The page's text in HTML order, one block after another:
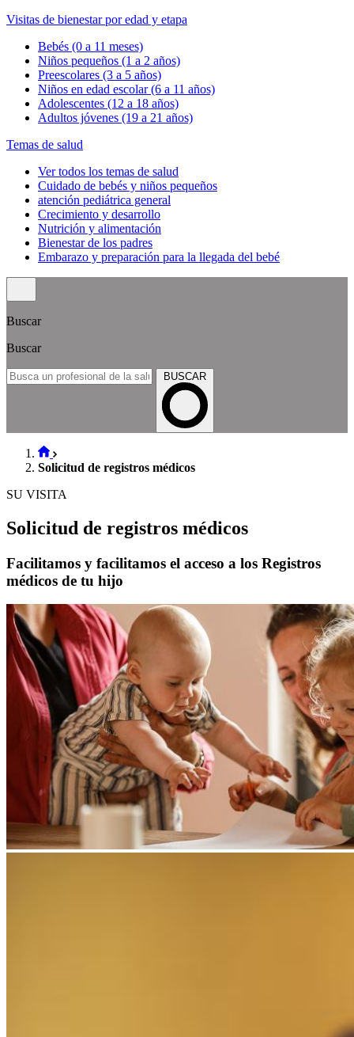
Visitas de bienestar por edad y etapa
Bebés (0 a 11 meses)
Niños pequeños (1 a 2 años)
Preescolares (3 a 5 años)
Niños en edad escolar (6 a 11 años)
Adolescentes (12 a 18 años)
Adultos jóvenes (19 a 21 años)
Temas de salud
Ver todos los temas de salud
Cuidado de bebés y niños pequeños
atención pediátrica general
Crecimiento y desarrollo
Nutrición y alimentación
Bienestar de los padres
Embarazo y preparación para la llegada del bebé
Buscar
Buscar
BUSCAR
Solicitud de registros médicos
SU VISITA
Solicitud de registros médicos
Facilitamos y facilitamos el acceso a los Registros
médicos de tu hijo